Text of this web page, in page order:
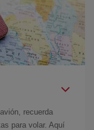
recuerda
para volar. Aquí